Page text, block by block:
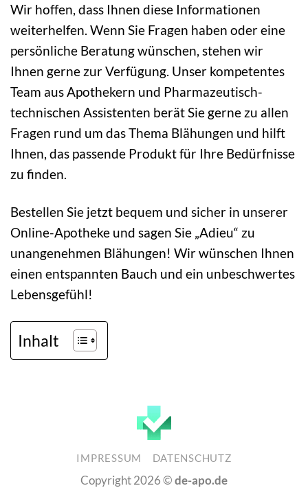
Wir hoffen, dass Ihnen diese Informationen
weiterhelfen. Wenn Sie Fragen haben oder eine
persönliche Beratung wünschen, stehen wir
Ihnen gerne zur Verfügung. Unser kompetentes
Team aus Apothekern und Pharmazeutisch-
technischen Assistenten berät Sie gerne zu allen
Fragen rund um das Thema Blähungen und hilft
Ihnen, das passende Produkt für Ihre Bedürfnisse
zu finden.
Bestellen Sie jetzt bequem und sicher in unserer
Online-Apotheke und sagen Sie „Adieu“ zu
unangenehmen Blähungen! Wir wünschen Ihnen
einen entspannten Bauch und ein unbeschwertes
Lebensgefühl!
Inhalt
IMPRESSUM DATENSCHUTZ
Copyright 2026 ©de-apo.de